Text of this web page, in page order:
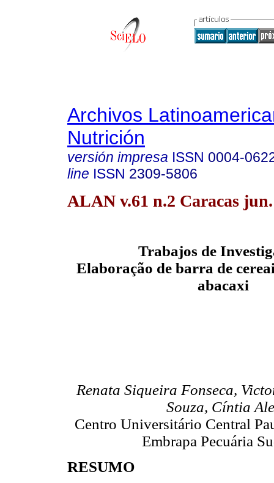
Archivos
Nutrición
versión impresa ISSN 0004-
line ISSN 2309-5806
ALAN v.61 n.2 Caracas jun.
Trabajos de
Elaboração de barra de
abacaxi
Renata Siqueira Fonseca,
Souza, Cíntia
Centro Universitário Central
Embrapa Pecuária
RESUMO